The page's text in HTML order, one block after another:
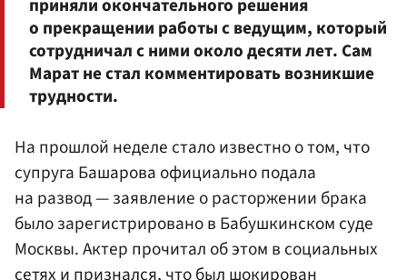
приняли окончательного решения
о прекращении работы с ведущим, который
сотрудничал с ними около десяти лет. Сам
Марат не стал комментировать возникшие
трудности.
На прошлой неделе стало известно о том, что
супруга Башарова официально подала
на развод — заявление о расторжении брака
было зарегистрировано в Бабушкинском суде
Москвы. Актер прочитал об этом в социальных
сетях и признался, что был шокирован